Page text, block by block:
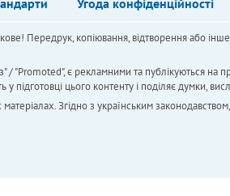
Угода конфіденційності
Передрук, копіювання, відтворення або
"Promoted", є рекламними та публікуються на
цього контенту і поділяє думки,
Згідно з українським